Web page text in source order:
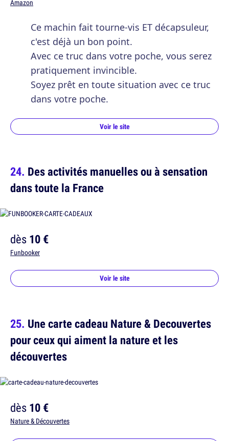
Amazon
Ce machin fait tourne-vis ET décapsuleur,
c'est déjà un bon point.
Avec ce truc dans votre poche, vous serez
pratiquement invincible.
Soyez prêt en toute situation avec ce truc
dans votre poche.
Voir le site
Des activités manuelles ou à sensation
dans toute la France
dès10 €
Funbooker
Voir le site
Une carte cadeau Nature & Decouvertes
pour ceux qui aiment la nature et les
découvertes
dès10 €
Nature & Découvertes